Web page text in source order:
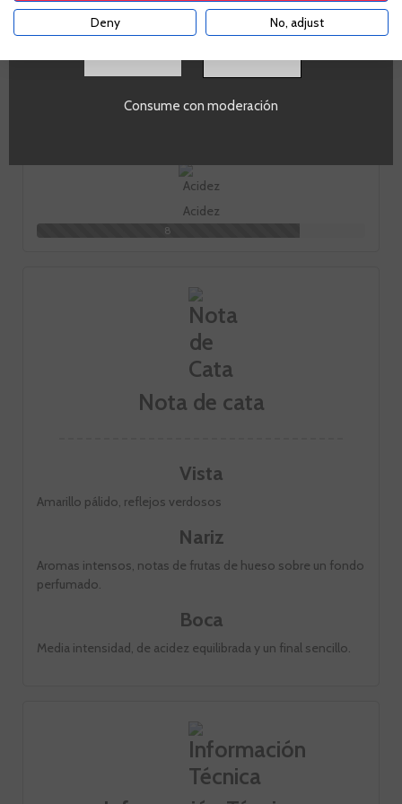
Fruta
Acidez
8
Nota de cata
Vista
Amarillo pálido, reflejos verdosos
Nariz
Aromas intensos, notas de frutas de hueso sobre un fondo
perfumado.
Boca
Media intensidad, de acidez equilibrada y un final sencillo.
Consume con moderación
Deny No, adjust